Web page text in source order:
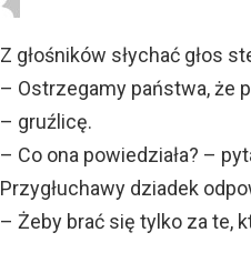
Z głośników słychać głos
– Ostrzegamy państwa, że
– gruźlicę.
– Co ona powiedziała? –
Przygłuchawy dziadek
– Żeby brać się tylko za te,